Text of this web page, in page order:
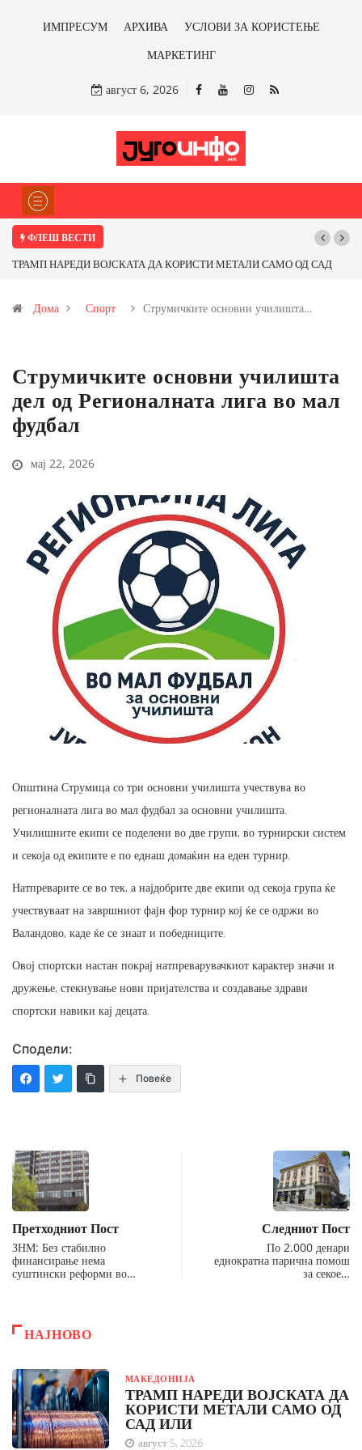
ИМПРЕСУМ АРХИВА
УСЛОВИ ЗА КОРИСТЕЊЕ
МАРКЕТИНГ
август 6, 2026
ФЛЕШ ВЕСТИ
ТРАМП НАРЕДИ ВОЈСКАТА ДА КОРИСТИ МЕТАЛИ САМО ОД САД
Иловица и со антимонот?
Дома Спорт Струмичките основни училишта…
Струмичките основни училишта
дел од Регионалната лига во мал
фудбал
мај 22, 2026
Општина Струмица со три основни училишта учествува во
регионалната лига во мал фудбал за основни училишта.
Училишните екипи се поделени во две групи, во турнирски систем
и секоја од екипите е по еднаш домаќин на еден турнир.
Натпреварите се во тек, а најдобрите две екипи од секоја група ќе
учествуваат на завршниот фајн фор турнир кој ќе се одржи во
Валандово, каде ќе се знаат и победниците.
Овој спортски настан покрај натпреварувачкиот карактер значи и
дружење, стекнување нови пријателства и создавање здрави
спортски навики кај децата.
Сподели:
Повеќе
Претходниот Пост
ЗНМ: Без стабилно
финансирање нема
суштински реформи во…
Следниот Пост
По 2.000 денари
еднократна парична помош
за секое…
НАЈНОВО
МАКЕДОНИЈА
ТРАМП НАРЕДИ ВОЈСКАТА ДА
КОРИСТИ МЕТАЛИ САМО ОД
САД ИЛИ
август 5, 2026